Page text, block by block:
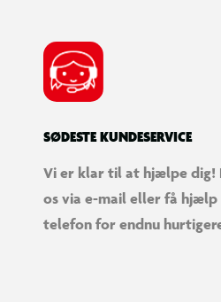
SØDESTE KUNDESERVICE
Vi er klar til at hjælpe dig!
os via e-mail eller få hjælp
telefon for endnu